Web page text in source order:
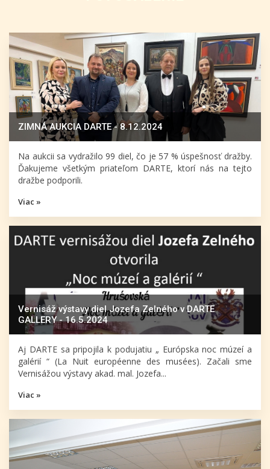
ZIMNÁ AUKCIA DARTE - 8.12.2024
Na aukcii sa vydražilo 99 diel, čo je 57 % úspešnosť dražby.
Ďakujeme všetkým priateľom DARTE, ktorí nás na tejto
dražbe podporili.
Viac »
Vernisáž výstavy diel Jozefa Zelného v DARTE
GALLERY - 16.5.2024
Aj DARTE sa pripojila k podujatiu „ Európska noc múzeí a
galérií “ (La Nuit européenne des musées). Začali sme
Vernisážou výstavy akad. mal. Jozefa...
Viac »